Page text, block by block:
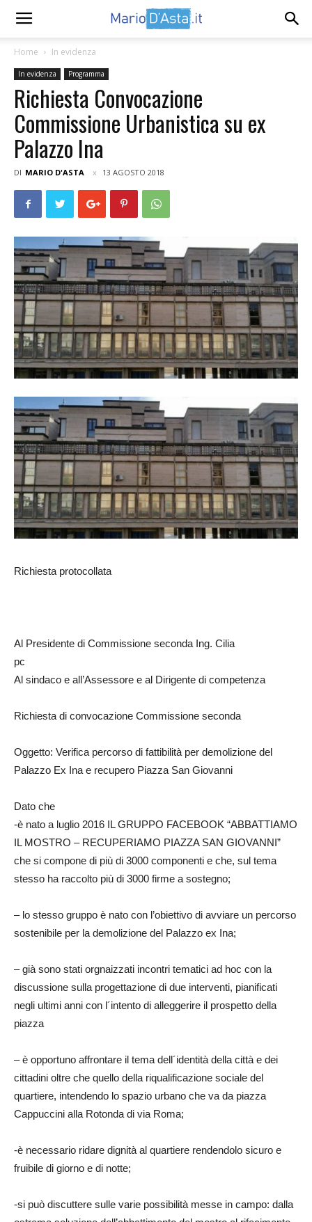
Home In evidenza
In evidenza Programma
Richiesta Convocazione
Commissione Urbanistica su ex
Palazzo Ina
DI MARIO D'ASTA 13 AGOSTO 2018
Richiesta protocollata
Al Presidente di Commissione seconda Ing. Cilia
pc
Al sindaco e all’Assessore e al Dirigente di competenza
Richiesta di convocazione Commissione seconda
Oggetto: Verifica percorso di fattibilità per demolizione del
Palazzo Ex Ina e recupero Piazza San Giovanni
Dato che
-è nato a luglio 2016 IL GRUPPO FACEBOOK “ABBATTIAMO
IL MOSTRO – RECUPERIAMO PIAZZA SAN GIOVANNI”
che si compone di più di 3000 componenti e che, sul tema
stesso ha raccolto più di 3000 firme a sostegno;
– lo stesso gruppo è nato con l’obiettivo di avviare un percorso
sostenibile per la demolizione del Palazzo ex Ina;
– già sono stati orgnaizzati incontri tematici ad hoc con la
discussione sulla progettazione di due interventi, pianificati
negli ultimi anni con l´intento di alleggerire il prospetto della
piazza
– è opportuno affrontare il tema dell´identità della città e dei
cittadini oltre che quello della riqualificazione sociale del
quartiere, intendendo lo spazio urbano che va da piazza
Cappuccini alla Rotonda di via Roma;
-è necessario ridare dignità al quartiere rendendolo sicuro e
fruibile di giorno e di notte;
-si può discuttere sulle varie possibilità messe in campo: dalla